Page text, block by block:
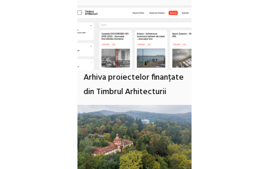
Arhiva proiectelor finanțate
din Timbrul Arhitecturii